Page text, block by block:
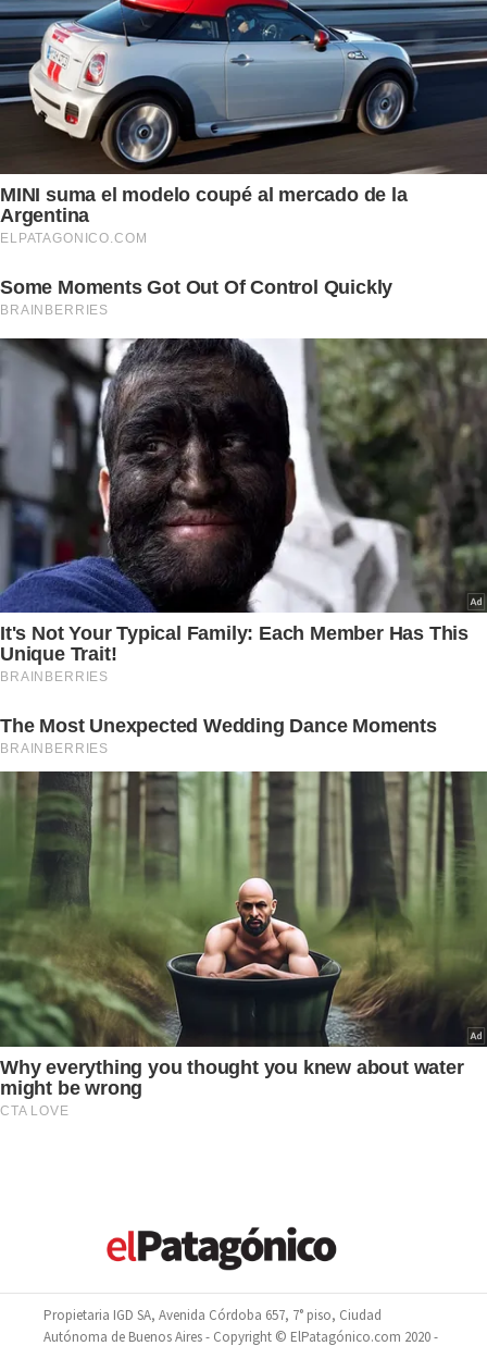
Propietaria IGD SA, Avenida Córdoba 657, 7° piso, Ciudad
Autónoma de Buenos Aires - Copyright © ElPatagónico.com 2020 -